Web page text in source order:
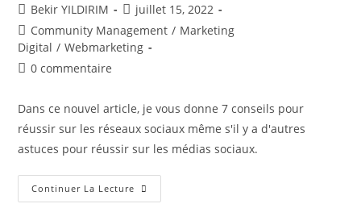
Auteur/autrice
de
la
publication :
Bekir YILDIRIM
Publication
publiée :
juillet 15, 2022
Post
category:
Community Management / Marketing
Digital / Webmarketing
Commentaires
la
publication :
0 commentaire
Dans ce nouvel article, je vous donne 7 conseils pour
réussir sur les réseaux sociaux même s'il y a d'autres
astuces pour réussir sur les médias sociaux.
Continuer La Lecture
Conseils